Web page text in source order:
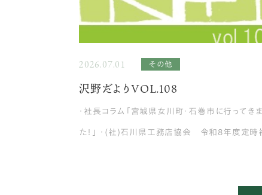
2026.07.01 その他
沢野だよりVOL.108
・社長コラム「宮城県女川町・石巻市に行ってき
た！」 ・(社)石川県工務店協会 令和8年度定時